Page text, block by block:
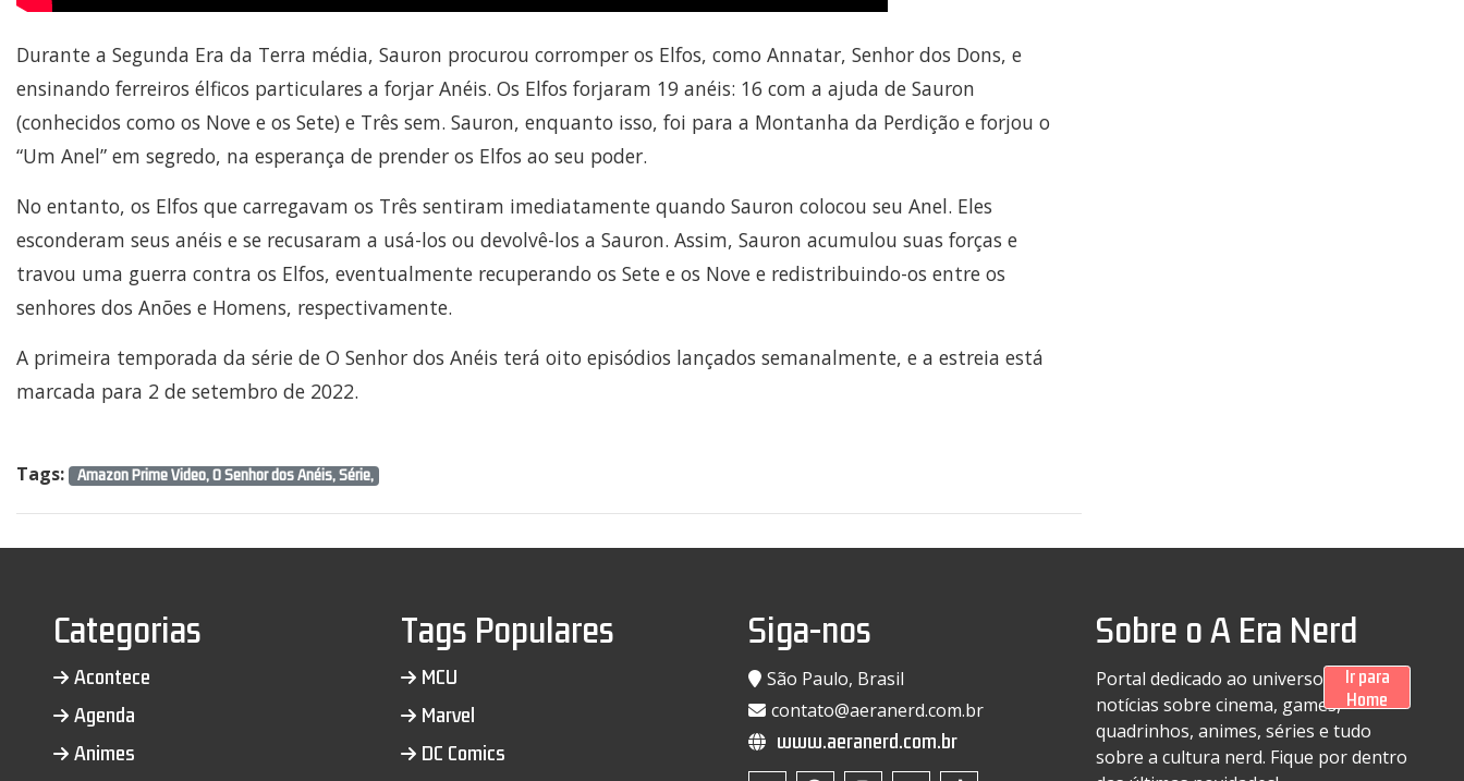
Durante a Segunda Era da Terra média, Sauron procurou corromper os Elfos, como Annatar, Senhor dos Dons, e
ensinando ferreiros élficos particulares a forjar Anéis. Os Elfos forjaram 19 anéis: 16 com a ajuda de Sauron
(conhecidos como os Nove e os Sete) e Três sem. Sauron, enquanto isso, foi para a Montanha da Perdição e forjou o
“Um Anel” em segredo, na esperança de prender os Elfos ao seu poder.
No entanto, os Elfos que carregavam os Três sentiram imediatamente quando Sauron colocou seu Anel. Eles
esconderam seus anéis e se recusaram a usá-los ou devolvê-los a Sauron. Assim, Sauron acumulou suas forças e
travou uma guerra contra os Elfos, eventualmente recuperando os Sete e os Nove e redistribuindo-os entre os
senhores dos Anões e Homens, respectivamente.
A primeira temporada da série de O Senhor dos Anéis terá oito episódios lançados semanalmente, e a estreia está
marcada para 2 de setembro de 2022.
Tags: Amazon Prime Video, O Senhor dos Anéis, Série,
Categorias
Acontece
Agenda
Animes
Tags Populares
MCU
Marvel
DC Comics
Siga-nos
São Paulo, Brasil
contato@aeranerd.com.br
www.aeranerd.com.br
Sobre o A Era Nerd
Portal dedicado ao universo geek com
notícias sobre cinema, games,
quadrinhos, animes, séries e tudo
sobre a cultura nerd. Fique por dentro
Ir para
Home